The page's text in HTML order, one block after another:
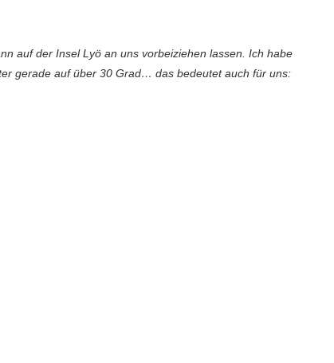
auf der Insel Lyö an uns vorbeiziehen lassen. Ich habe
gerade auf über 30 Grad… das bedeutet auch für uns: